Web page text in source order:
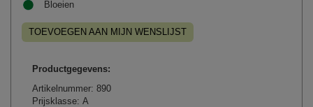
Bloeien
TOEVOEGEN AAN MIJN WENSLIJST
Productgegevens:
Artikelnummer: 890
Prijsklasse: A